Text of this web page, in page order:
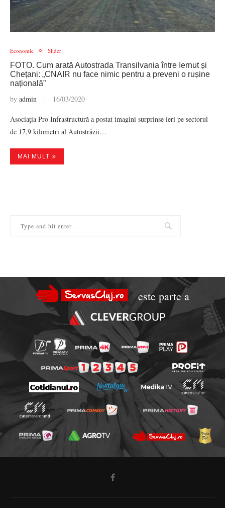
Economic Slider
FOTO. Cum arată Autostrada Transilvania între Iernut și
Chețani: „CNAIR nu face nimic pentru a preveni o rușine
națională”
by admin 16/03/2020
Asociația Pro Infrastructură a postat imagini surprinse ieri pe sectorul
de 17,9 kilometri al Autostrăzii…
MAI MULT
este parte a